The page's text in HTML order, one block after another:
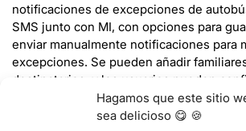
Hagamos que este sitio
sea delicioso 😋 🍪
notificaciones de excepciones de
SMS junto con MI, con opciones para
enviar manualmente notificaciones para
excepciones. Se pueden añadir
destinatarios, y los usuarios pueden
notificaciones para que se envíen por
SMS, con plantillas actualizadas para